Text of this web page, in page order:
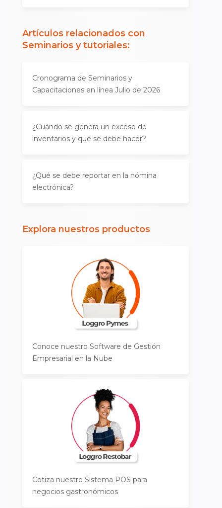
Artículos relacionados con
Seminarios y tutoriales:
Cronograma de Seminarios y
Capacitaciones en línea Julio de 2026
¿Cuándo se genera un exceso de
inventarios y qué se debe hacer?
¿Qué se debe reportar en la nómina
electrónica?
Explora nuestros productos
Conoce nuestro Software de Gestión
Empresarial en la Nube
Cotiza nuestro Sistema POS para
negocios gastronómicos